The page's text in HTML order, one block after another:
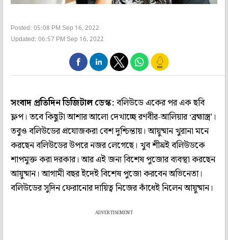
Posted: 05:08 PM Sep 16, 2022
Updated: 06:57 PM Sep 16, 2022
সংবাদ প্রতিদিন ডিজিটাল ডেস্ক:বলিউডে একের পর এক ছবি
ফ্লপ। তবে কিছুটা আশার আলো দেখাচ্ছে রণবীর-আলিয়ার ‘ব্রহ্মাস্ত্র’।
তবুও বলিউডের প্রযোজকরা বেশ দুশ্চিন্তায়। আয়ুষ্মান খুরানা মনে
করছেন বলিউডের উপরে নজর লেগেছে। খুব শীঘ্রই বলিউডকে
শাপমুক্ত করা দরকার। আর এই জন্য বিশেষ পুজোর ব্যবস্থা করছেন
আয়ুষ্মান। আগামী বছর ইদেই বিশেষ পুজো করবেন অভিনেতা।
বলিউডের সুদিন ফেরানোর দায়িত্ব নিজের কাঁধেই নিলেন আয়ুষ্মান।
ADVERTISEMENT